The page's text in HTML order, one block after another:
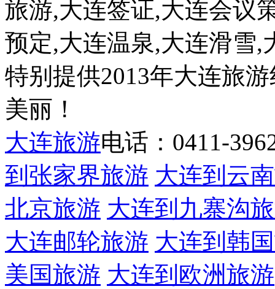
旅游,大连签证,大连会议
预定,大连温泉,大连滑雪,
特别提供2013年大连旅
美丽！
大连旅游电话：0411-
到张家界旅游 大连到云
北京旅游 大连到九寨沟
大连邮轮旅游 大连到韩
美国旅游 大连到欧洲旅游